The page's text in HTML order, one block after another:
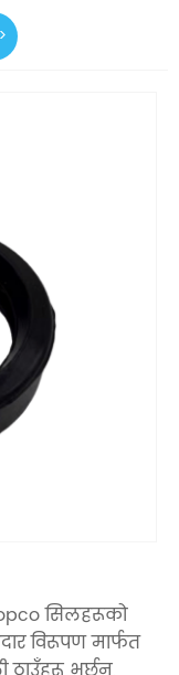
सिलहरूको
विरूपण मार्फत